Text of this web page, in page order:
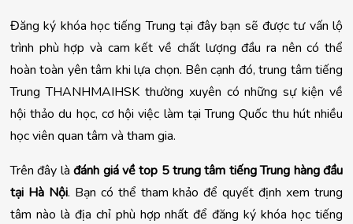
Đăng ký khóa học tiếng Trung tại đây bạn sẽ được tư vấn lộ
trình phù hợp và cam kết về chất lượng đầu ra nên có thể
hoàn toàn yên tâm khi lựa chọn. Bên cạnh đó, trung tâm tiếng
Trung THANHMAIHSK thường xuyên có những sự kiện về
hội thảo du học, cơ hội việc làm tại Trung Quốc thu hút nhiều
học viên quan tâm và tham gia.
Trên đây là đánh giá về top 5 trung tâm tiếng Trung hàng đầu
tại Hà Nội. Bạn có thể tham khảo để quyết định xem trung
tâm nào là địa chỉ phù hợp nhất để đăng ký khóa học tiếng